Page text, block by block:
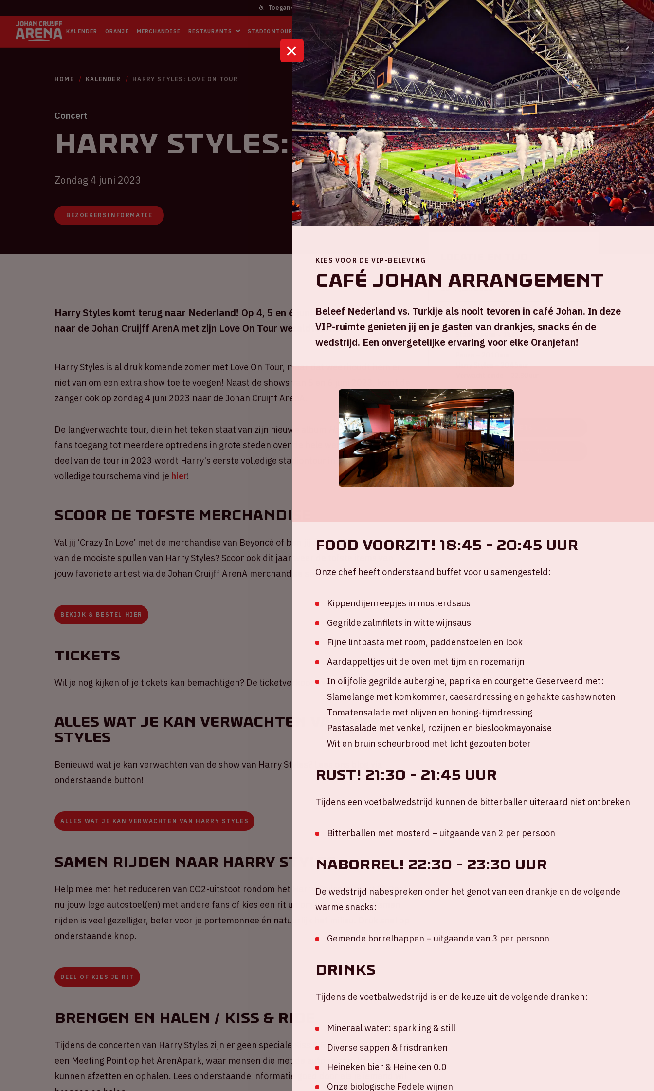
Toegankelijkheid Bereikbaarheid In het stadion Inloggen ArenA portaal
KALENDER ORANJE MERCHANDISE RESTAURANTS STADIONTOURS NAAR DE ARENA BUSINESS EVENTS ZOEKEN
HOME KALENDER HARRY STYLES: LOVE ON TOUR
Concert
Harry Styles: Love On Tour
Zondag 4 juni 2023
BEZOEKERSINFORMATIE
Harry Styles komt terug naar Nederland! Op 4, 5 en 6 juni 2023 komt de zanger
naar de Johan Cruijff ArenA met zijn Love On Tour wereldtournee.
Harry Styles is al druk komende zomer met Love On Tour, maar dat weerhoudt hem er
niet van om een extra show toe te voegen! Naast de shows van 5 en 6 juni 2023, komt de
zanger ook op zondag 4 juni 2023 naar de Johan Cruijff ArenA.
De langverwachte tour, die in het teken staat van zijn nieuwe album Harry's House,geeft
fans toegang tot meerdere optredens in grote steden over de hele wereld. Het Europese
deel van de tour in 2023 wordt Harry's eerste volledige stadiontour in Europa. Het
volledige tourschema vind je hier!
Scoor de tofste merchandise
Val jij ‘Crazy In Love’ met de merchandise van Beyoncé of ben jij aan het ‘Daydreaming’
van de mooiste spullen van Harry Styles? Scoor ook dit jaar weer de tofste items van
jouw favoriete artiest via de Johan Cruijff ArenA merchandise shop.
BEKIJK & BESTEL HIER
Tickets
Wil je nog kijken of je tickets kan bemachtigen? De ticketverkoop verloopt via Mojo.
Alles wat je kan verwachten van Harry
Styles
Benieuwd wat je kan verwachten van de show van Harry Styles? Lees ons blog via
onderstaande button!
ALLES WAT JE KAN VERWACHTEN VAN HARRY STYLES
Samen rijden naar Harry Styles
Help mee met het reduceren van CO2-uitstoot rondom het Harry Styles concert 💚 Deel
nu jouw lege autostoel(en) met andere fans of kies een rit uit om mee te rijden. Samen
rijden is veel gezelliger, beter voor je portemonnee én natuurlijk het milieu. Druk snel op
onderstaande knop.
DEEL OF KIES JE RIT
Brengen en halen / Kiss & Ride
Tijdens de concerten van Harry Styles zijn er geen speciale Kiss & Ride-locaties. Wel is er
een Meeting Point op het ArenApark, waar mensen die met de auto reizen, bezoekers
kunnen afzetten en ophalen. Lees onderstaande informatie goed door als je iemand wil
Zo 4 juni 2023
Johan Cruijff ArenA
Stadion open – 18.00 uur
Voorprogramma: Wet Leg – 19.30 uur
Harry Styles – 20.45 uur
+ Voeg toe aan agenda
KOOP TICKETS
KOOP HIER JOUW MERCH
KIES VOOR DE VIP-BELEVING
Café Johan Arrangement
Beleef Nederland vs. Turkije als nooit tevoren in café Johan. In deze
VIP-ruimte genieten jij en je gasten van drankjes, snacks én de
wedstrijd. Een onvergetelijke ervaring voor elke Oranjefan!
FOOD VOORZIT! 18:45 - 20:45 uur
Onze chef heeft onderstaand buffet voor u samengesteld:
Kippendijenreepjes in mosterdsaus
Gegrilde zalmfilets in witte wijnsaus
Fijne lintpasta met room, paddenstoelen en look
Aardappeltjes uit de oven met tijm en rozemarijn
In olijfolie gegrilde aubergine, paprika en courgette Geserveerd met:
Slamelange met komkommer, caesardressing en gehakte cashewnoten
Tomatensalade met olijven en honing-tijmdressing
Pastasalade met venkel, rozijnen en bieslookmayonaise
Wit en bruin scheurbrood met licht gezouten boter
RUST! 21:30 - 21:45 uur
Tijdens een voetbalwedstrijd kunnen de bitterballen uiteraard niet ontbreken
Bitterballen met mosterd – uitgaande van 2 per persoon
NABORREL! 22:30 - 23:30 uur
De wedstrijd nabespreken onder het genot van een drankje en de volgende
warme snacks:
Gemende borrelhappen – uitgaande van 3 per persoon
DRINKS
Tijdens de voetbalwedstrijd is er de keuze uit de volgende dranken:
Mineraal water: sparkling & still
Diverse sappen & frisdranken
Heineken bier & Heineken 0.0
Onze biologische Fedele wijnen